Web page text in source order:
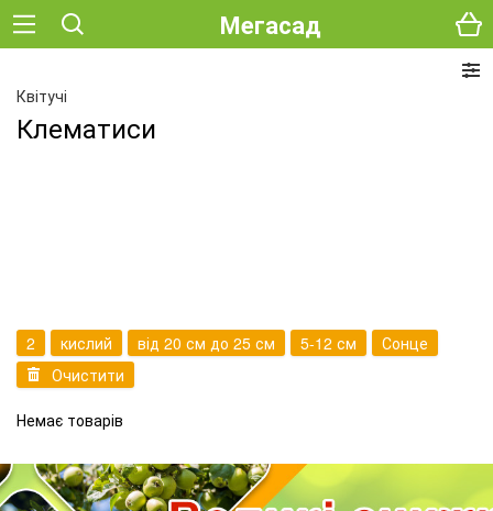
Мегасад
Квітучі
Клематиси
2 кислий від 20 см до 25 см 5-12 см
Сонце
Очистити
Немає товарів